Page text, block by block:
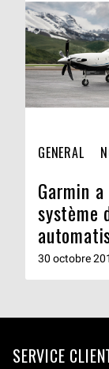
GENERAL
Garmin
système
30 octobre
SERVICE